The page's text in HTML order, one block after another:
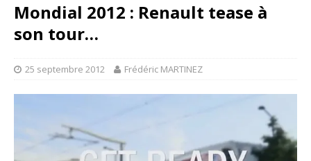
Mondial 2012 : Renault tease à
son tour…
25 septembre 2012 Frédéric MARTINEZ